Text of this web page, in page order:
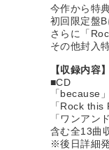
今作から特
初回限定盤
さらに「
その他封入
【収録内容】
■CD
「because」
「Rock this
「ワンアン
含む全13曲
※後日詳細